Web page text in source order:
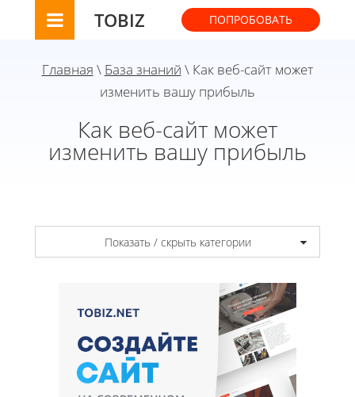
TOBIZ ПОПРОБОВАТЬ
Главная \ База знаний \ Как веб-сайт может
изменить вашу прибыль
Как веб-сайт может
изменить вашу прибыль
Показать / скрыть категории